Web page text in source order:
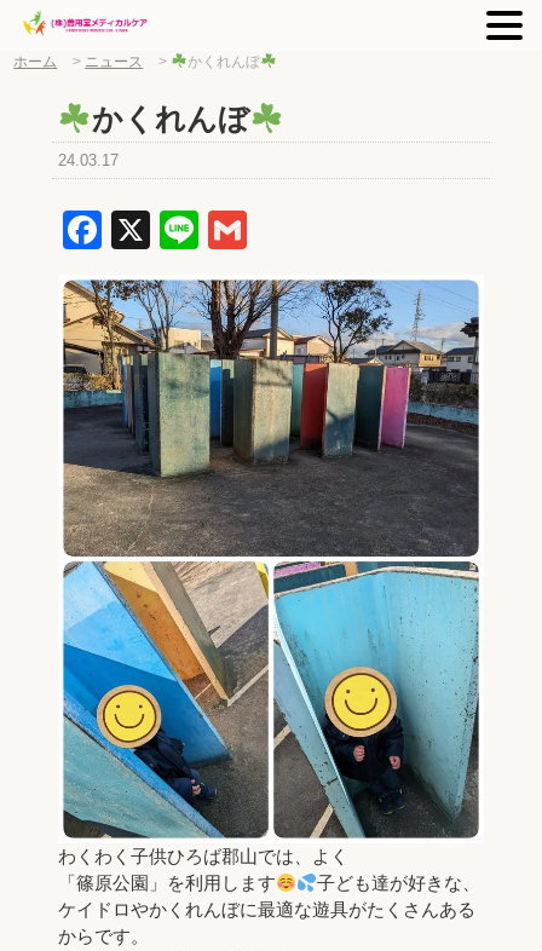
ホーム > ニュース > かくれんぼ
かくれんぼ
24.03.17
Facebook
X Line
わくわく子供ひろば郡山では、よく
「篠原公園」を利用します
子ども達が好きな、
ケイドロやかくれんぼに最適な遊具がたくさんある
からです。